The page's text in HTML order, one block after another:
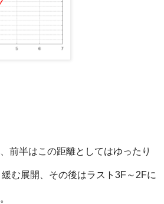
前半はこの距離としてはゆったり
む展開、その後はラスト3F～2Fに